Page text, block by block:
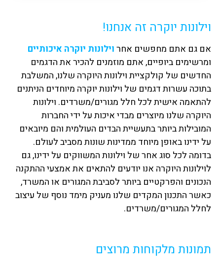
וילונות יוקרה זה אנחנו!
אם גם אתם מחפשים אחרוילונות יוקרה איכותיים
ומרשימים ביופיים, אתם מוזמנים להכיר את הדגמים
החדשים של קולקציית וילונות היוקרה שלנו, המשלבת
בתוכה עשרות דגמים של וילונות יוקרה מיוחדים הניתנים
להתאמה אישית לכל חלל מגורים/משרדים. וילונות
היוקרה שלנו מיוצרים מבדי איכות על ידי החברות
המובילות ביותר בתעשיית הבדים העולמית והם מיובאים
על ידינו באופן מיוחד ממדינות שונות מסביב לעולם.
בדומה לכל סוג אחר של וילונות המשווקים על ידינו, גם
לוילונות היוקרה אנו יודעים להתאים את אמצעי ההתקנה
הנכונים והפרקטיים ביותר לסביבת המגורים או המשרד,
כאשר התכנון המקדים שלנו מעניק מימד נוסף של עיצוב
לחלל המגורים/משרדים.
תמונות מלקוחות מרוצים